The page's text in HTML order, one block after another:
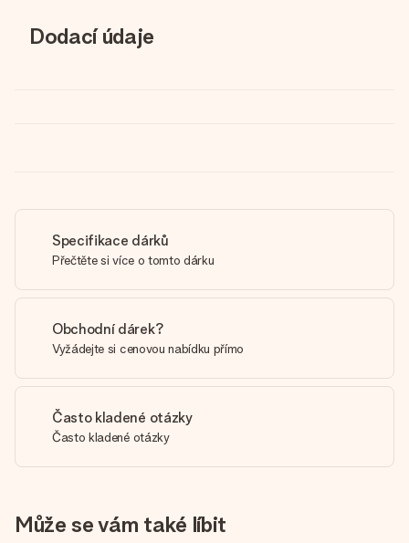
Dodací údaje
Specifikace dárků
Přečtěte si více o tomto dárku
Obchodní dárek?
Vyžádejte si cenovou nabídku přímo
Často kladené otázky
Často kladené otázky
Může se vám také líbit